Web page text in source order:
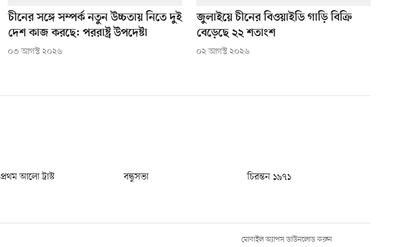
চীনের সঙ্গে সম্পর্ক নতুন উচ্চতায় নিতে দুই
দেশ কাজ করছে: পররাষ্ট্র উপদেষ্টা
০৩ আগস্ট ২০২৬
জুলাইয়ে চীনের বিওয়াইডি গাড়ি বিক্রি
বেড়েছে ২২ শতাংশ
০২ আগস্ট ২০২৬
প্রথম আলো ট্রাস্ট বন্ধুসভা
চিরন্তন ১৯৭১
মোবাইল অ্যাপস ডাউনলোড করুন